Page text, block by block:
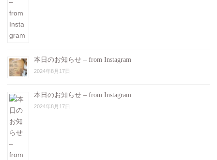
本日のお知らせ – from Instagram
2024年8月17日
本日のお知らせ – from Instagram
2024年8月17日